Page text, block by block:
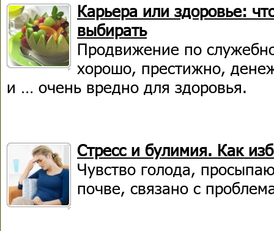
Карьера или здоровье:
выбирать
Продвижение по
хорошо, престижно,
и … очень вредно для здоровья.
Стресс и булимия. Как
Чувство голода,
почве, связано с